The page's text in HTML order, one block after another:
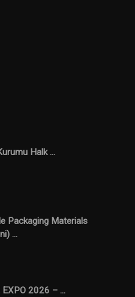
Halk ...
Packaging Materials
...
2026 – ...